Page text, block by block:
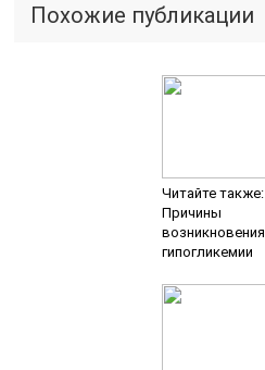
Похожие публикации
Читайте также:
Причины
возникновения
гипогликемии